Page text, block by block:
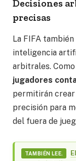
Decisiones
precisas
La FIFA
inteligencia
arbitrales.
jugadores
permitirán crear
precisión para
del fuera de
TAMBIÉN LEE.